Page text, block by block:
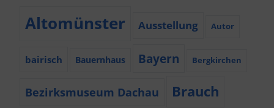
Altomünster Ausstellung Autor
bairisch Bauernhaus Bayern Bergkirchen
Bezirksmuseum Dachau Brauch